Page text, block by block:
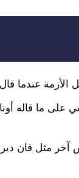
عندما
على ما قاله
مثل فان دير